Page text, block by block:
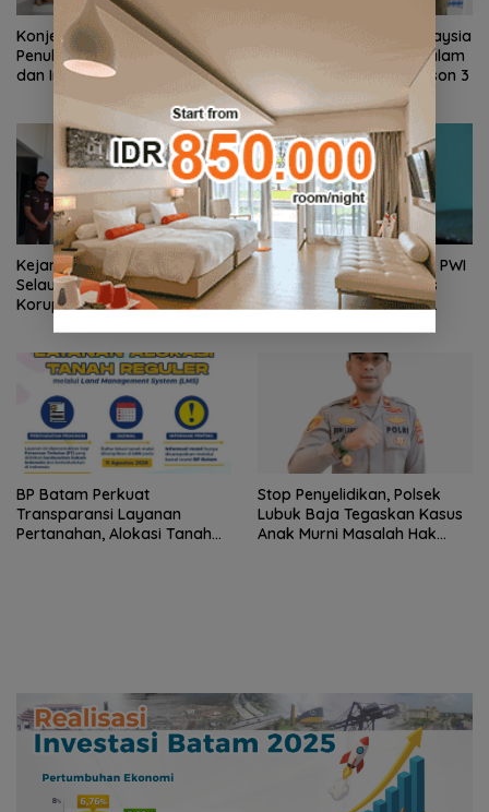
Konjen RI Johor Dukung
Penuh Family Rally Wisata
dan International Soccer
Batam Cup 2026
Ratusan Wisatawan Malaysia
Bakal Jelajahi Batam dalam
Family Rally Wisata Season 3
Kejari Natuna Tahan Kades
Selaut Nonaktif, Dugaan
Korupsi APBDes Rugikan
Gelombang Mundur dari PWI
Kepri Berlanjut, Socrates
Ketua Pertama Periode
BP Batam Perkuat
Transparansi Layanan
Pertanahan, Alokasi Tanah
Stop Penyelidikan, Polsek
Lubuk Baja Tegaskan Kasus
Anak Murni Masalah Hak